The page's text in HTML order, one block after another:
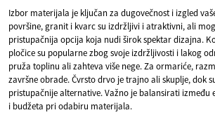
Izbor materijala je ključan za dugovečnost i izgled
površine, granit i kvarc su izdržljivi i atraktivni, ali
pristupačnija opcija koja nudi širok spektar dizajna.
pločice su popularne zbog svoje izdržljivosti i lakog
pruža toplinu ali zahteva više nege. Za ormariće,
završne obrade. Čvrsto drvo je trajno ali skuplje, dok
pristupačnije alternative. Važno je balansirati između
i budžeta pri odabiru materijala.